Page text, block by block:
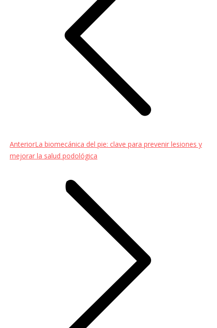
AnteriorEntrada
anterior:
La biomecánica del pie: clave para prevenir lesiones y
mejorar la salud podológica